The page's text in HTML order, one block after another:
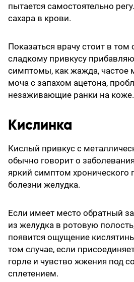
пытается самостоятельно
сахара в крови.
Показаться врачу стоит в том
сладкому привкусу
симптомы, как жажда, частое
моча с запахом ацетона,
незаживающие ранки на коже.
Кислинка
Кислый привкус с
обычно говорит о
яркий симптом хронического
болезни желудка.
Если имеет место обратный
из желудка в ротовую
появится ощущение
том случае, если
горле и чувство жжения под
сплетением.